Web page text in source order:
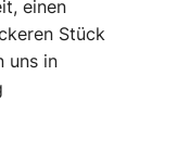
einen
Stück
uns in